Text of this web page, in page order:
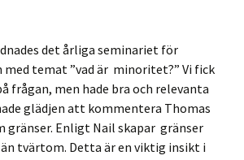
det årliga seminariet för
temat ”vad är minoritet?” Vi fick
frågan, men hade bra och relevanta
glädjen att kommentera Thomas
gränser. Enligt Nail skapar gränser
tvärtom. Detta är en viktig insikt i